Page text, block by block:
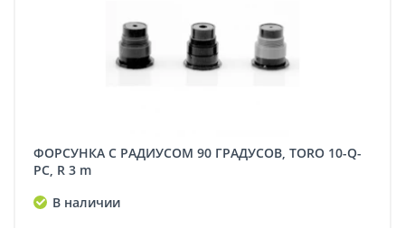
ФОРСУНКА С РАДИУСОМ 90 ГРАДУСОВ, TORO 10-Q-
PC, R 3 m
В наличии